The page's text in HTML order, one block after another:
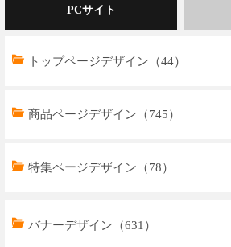
PCサイト
トップページデザイン（44）
商品ページデザイン（745）
特集ページデザイン（78）
トップページデザイン（32）
バナーデザイン（631）